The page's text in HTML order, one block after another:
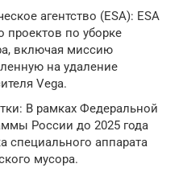
агентство (ESA): ESA
проектов по уборке
включая миссию
на удаление
Vega.
В рамках Федеральной
России до 2025 года
специального аппарата
мусора.